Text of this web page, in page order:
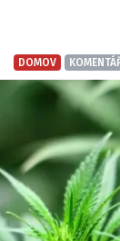
DOMOV